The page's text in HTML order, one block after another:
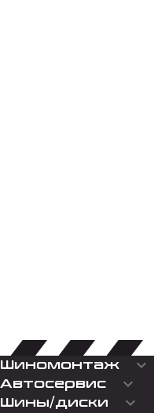
Шиномонтаж keyboard_arrow_down
Автосервис keyboard_arrow_down
Шины/диски keyboard_arrow_down